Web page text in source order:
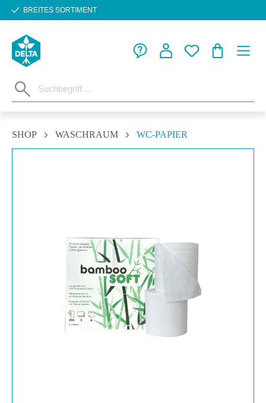
Zum Hauptinhalt springen
BREITES SORTIMENT
SHOP WASCHRAUM
WC-PAPIER